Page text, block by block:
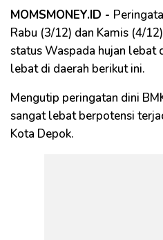
MOMSMONEY.ID -
Rabu (3/12) dan Kamis (4/
status Waspada hujan lebat
lebat di daerah berikut ini.
Mengutip peringatan dini
sangat lebat berpotensi
Kota Depok.